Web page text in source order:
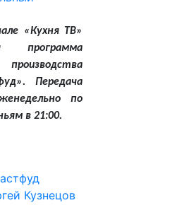
«Кухня ТВ»
программа
Передача
по
в 21:00.
Кузнецов